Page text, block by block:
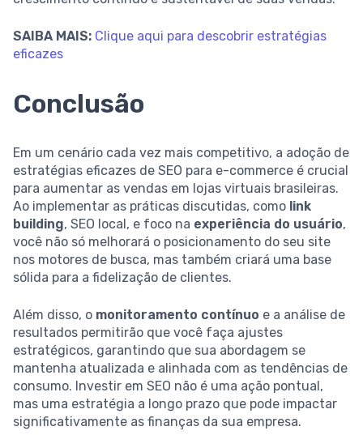
SAIBA MAIS: Clique aqui para descobrir estratégias
eficazes
Conclusão
Em um cenário cada vez mais competitivo, a adoção de
estratégias eficazes de SEO para e-commerce é crucial
para aumentar as vendas em lojas virtuais brasileiras.
Ao implementar as práticas discutidas, como link
building, SEO local, e foco na experiência do usuário,
você não só melhorará o posicionamento do seu site
nos motores de busca, mas também criará uma base
sólida para a fidelização de clientes.
Além disso, o monitoramento contínuo e a análise de
resultados permitirão que você faça ajustes
estratégicos, garantindo que sua abordagem se
mantenha atualizada e alinhada com as tendências de
consumo. Investir em SEO não é uma ação pontual,
mas uma estratégia a longo prazo que pode impactar
significativamente as finanças da sua empresa.